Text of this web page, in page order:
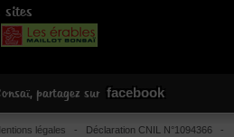
sites
partagez sur facebook
légales - Déclaration CNIL N°1094366 -